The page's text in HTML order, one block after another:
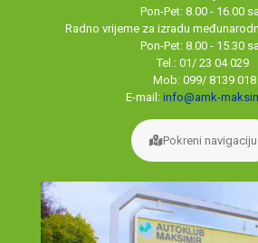
Pon-Pet: 8.00 - 16.00
Radno vrijeme za izradu
Pon-Pet: 8.00 - 15.30
Tel.: 01/ 23 04 029
Mob: 099/ 8139 018
E-mail: info@amk-
Pokreni navigaciju